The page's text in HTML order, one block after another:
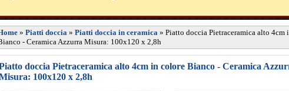
» Piatti doccia » Piatti doccia in ceramica » Piatto doccia Pietraceramica alto 4cm
- Ceramica Azzurra Misura: 100x120 x 2,8h
doccia Pietraceramica alto 4cm in colore Bianco - Ceramica
100x120 x 2,8h